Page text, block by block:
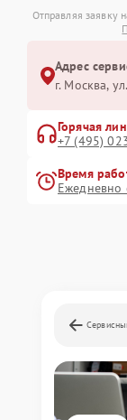
Отправляя заявку
Адрес
г. Москва,
Горячая
+7 (495)
Время
Ежедневно